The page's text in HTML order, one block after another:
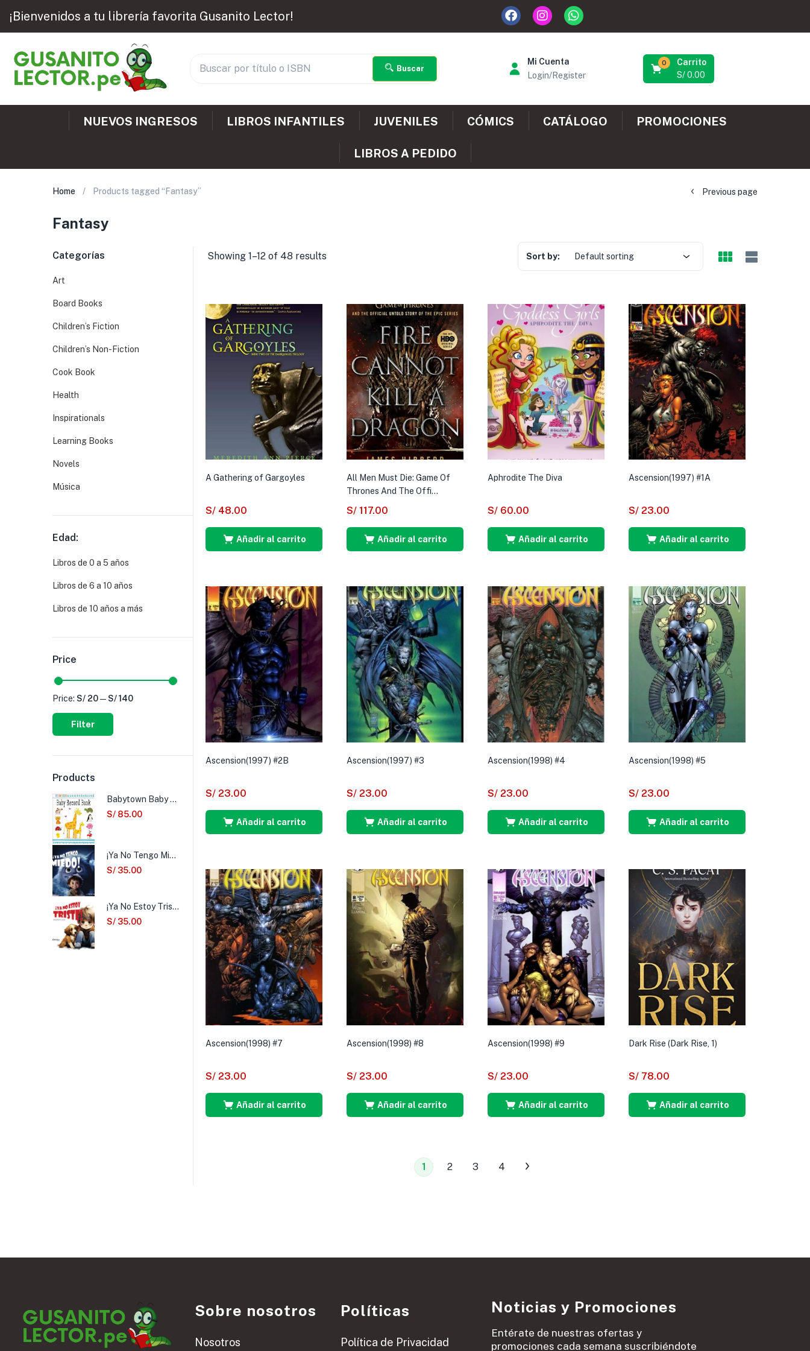
¡Bienvenidos a tu librería favorita Gusanito Lector!
Buscar
Mi Cuenta
Login/Register
Carrito
0
S/0.00
NUEVOS INGRESOS LIBROS INFANTILES JUVENILES CÓMICS CATÁLOGO PROMOCIONES
LIBROS A PEDIDO
Home Products tagged “Fantasy” Previous page
Fantasy
Showing 1–12 of 48 results Sort by: Default sorting
A Gathering of Gargoyles
S/ 48.00
Añadir al carrito
All Men Must Die: Game Of
Thrones And The Offi...
S/ 117.00
Añadir al carrito
Aphrodite The Diva
S/ 60.00
Añadir al carrito
Ascension(1997) #1A
S/ 23.00
Añadir al carrito
Ascension(1997) #2B
S/ 23.00
Añadir al carrito
Ascension(1997) #3
S/ 23.00
Añadir al carrito
Ascension(1998) #4
S/ 23.00
Añadir al carrito
Ascension(1998) #5
S/ 23.00
Añadir al carrito
Ascension(1998) #7
S/ 23.00
Añadir al carrito
Ascension(1998) #8
S/ 23.00
Añadir al carrito
Ascension(1998) #9
S/ 23.00
Añadir al carrito
Dark Rise (Dark Rise, 1)
S/ 78.00
Añadir al carrito
1 2 3 4
Categorías
Art
Board Books
Children’s Fiction
Children’s Non-Fiction
Cook Book
Health
Inspirationals
Learning Books
Novels
Música
Edad:
Libros de 0 a 5 años
Libros de 6 a 10 años
Libros de 10 años a más
Price
Filter
Price: S/ 20—S/ 140
Products
Babytown Baby Record Book
S/ 85.00
¡Ya No Tengo Miedo!
S/ 35.00
¡Ya No Estoy Triste!
S/ 35.00
Sobre nosotros
Nosotros
Políticas
Política de Privacidad
Noticias y Promociones
Entérate de nuestras ofertas y
promociones cada semana suscribiéndote